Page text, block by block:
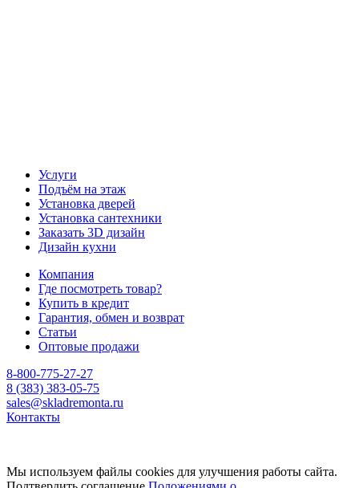
Услуги
Подъём на этаж
Установка дверей
Установка сантехники
Заказать 3D дизайн
Дизайн кухни
Компания
Где посмотреть товар?
Купить в кредит
Гарантия, обмен и возврат
Статьи
Оптовые продажи
8-800-775-27-27
8 (383) 383-05-75
sales@skladremonta.ru
Контакты
Мы используем файлы cookies для улучшения работы сайта.